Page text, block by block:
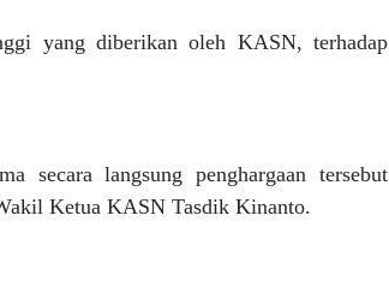
yang diberikan oleh KASN, terhadap
secara langsung penghargaan tersebut
Ketua KASN Tasdik Kinanto.